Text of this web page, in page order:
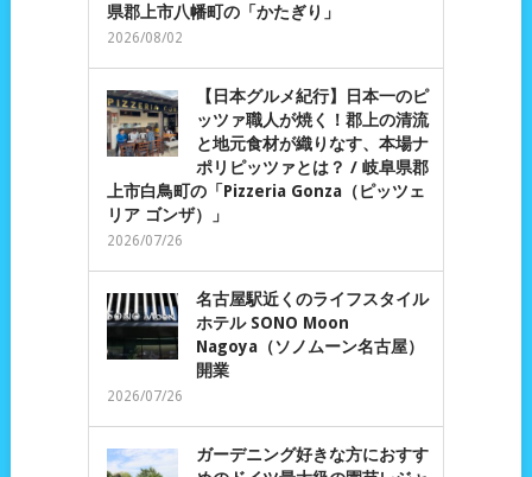
県郡上市八幡町の「かたぎり」
2026/08/02
【日本グルメ紀行】日本一のピ
ッツァ職人が焼く！郡上の清流
と地元食材が織りなす、本場ナ
ポリピッツァとは？ / 岐阜県郡
上市白鳥町の「Pizzeria Gonza（ピッツェ
リア ゴンザ）」
2026/07/26
名古屋駅近くのライフスタイル
ホテル SONO Moon
Nagoya（ソノムーン名古屋）
開業
2026/07/26
ガーデニング好きな方におすす